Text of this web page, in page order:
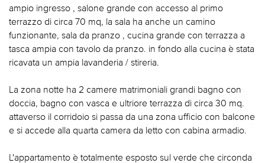
ampio ingresso , salone grande con accesso al primo
terrazzo di circa 70 mq, la sala ha anche un camino
funzionante, sala da pranzo , cucina grande con terrazza a
tasca ampia con tavolo da pranzo. in fondo alla cucina è stata
ricavata un ampia lavanderia / stireria.
La zona notte ha 2 camere matrimoniali grandi bagno con
doccia, bagno con vasca e ultriore terrazza di circa 30 mq.
attaverso il corridoio si passa da una zona ufficio con balcone
e si accede alla quarta camera da letto con cabina armadio.
L'appartamento è totalmente esposto sul verde che circonda